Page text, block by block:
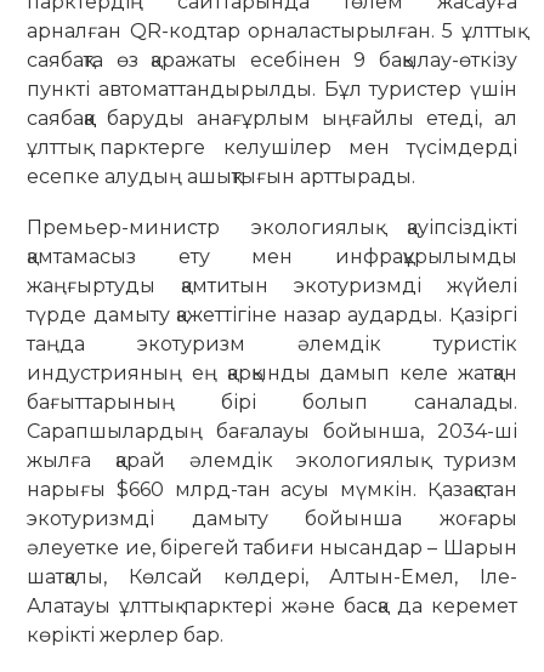
арналған QR-кодтар орналастырылған. 5 ұлттық
саябақта өз қаражаты есебінен 9 бақылау-өткізу
пункті автоматтандырылды. Бұл туристер үшін
саябаққа баруды анағұрлым ыңғайлы етеді, ал
ұлттық парктерге келушілер мен түсімдерді
есепке алудың ашықтығын арттырады.
Премьер-министр экологиялық қауіпсіздікті
қамтамасыз ету мен инфрақұрылымды
жаңғыртуды қамтитын экотуризмді жүйелі
түрде дамыту қажеттігіне назар аударды. Қазіргі
таңда экотуризм әлемдік туристік
индустрияның ең қарқынды дамып келе жатқан
бағыттарының бірі болып саналады.
Сарапшылардың бағалауы бойынша, 2034-ші
жылға қарай әлемдік экологиялық туризм
нарығы $660 млрд-тан асуы мүмкін. Қазақстан
экотуризмді дамыту бойынша жоғары
әлеуетке ие, бірегей табиғи нысандар – Шарын
шатқалы, Көлсай көлдері, Алтын-Емел, Іле-
Алатауы ұлттық парктері және басқа да керемет
көрікті жерлер бар.